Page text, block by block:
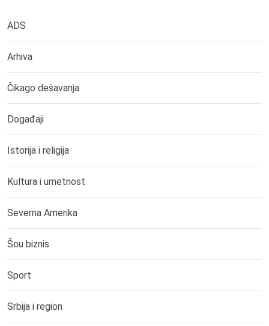
ADS
Arhiva
Čikago dešavanja
Događaji
Istorija i religija
Kultura i umetnost
Severna Amerika
Šou biznis
Sport
Srbija i region